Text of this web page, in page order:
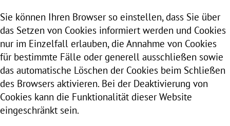
Sie können Ihren Browser so einstellen, dass Sie über
das Setzen von Cookies informiert werden und Cookies
nur im Einzelfall erlauben, die Annahme von Cookies
für bestimmte Fälle oder generell ausschließen sowie
das automatische Löschen der Cookies beim Schließen
des Browsers aktivieren. Bei der Deaktivierung von
Cookies kann die Funktionalität dieser Website
eingeschränkt sein.